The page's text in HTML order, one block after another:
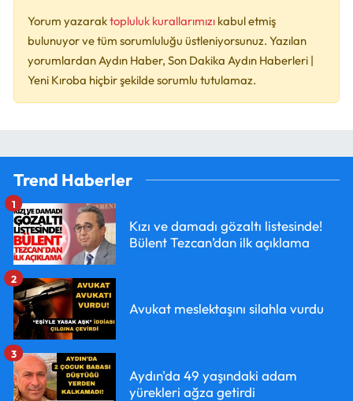
Yorum yazaraktopluluk kurallarımızı kabul etmiş
bulunuyor ve tüm sorumluluğu üstleniyorsunuz. Yazılan
yorumlardan Aydın Haber, Son Dakika Aydın Haberleri |
Yeni Kıroba hiçbir şekilde sorumlu tutulamaz.
Trend Haberler
Kızı ve damadı gözaltı listesinde!
Bülent Tezcan’dan ilk açıklama
1
Avukat meslektaşını silahla vurdu
2
Aydın'da 49 yaşındaki adam
yürekleri ağza getirdi
3